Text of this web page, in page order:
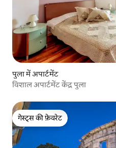
पुला में अपार्टमेंट
विशाल अपार्टमेंट केंद्र पुला
गेस्ट्स की फ़ेवरेट
गेस्ट्स की फ़ेवरेट